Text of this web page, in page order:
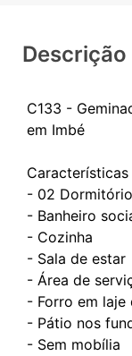
Descrição
C133 -
em Imbé
- 02
- Banheiro
- Cozinha
- Sala de estar
- Área de
- Forro em laje
- Pátio nos
- Sem mobília